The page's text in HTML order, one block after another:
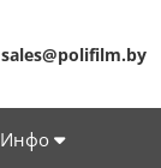
sales@polifilm.by
Инфо